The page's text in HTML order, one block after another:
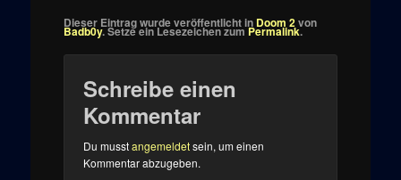
Dieser Eintrag wurde veröffentlicht in Doom 2von
Badb0y. Setze ein Lesezeichen zumPermalink.
Schreibe einen
Kommentar
Du musstangemeldetsein, um einen
Kommentar abzugeben.